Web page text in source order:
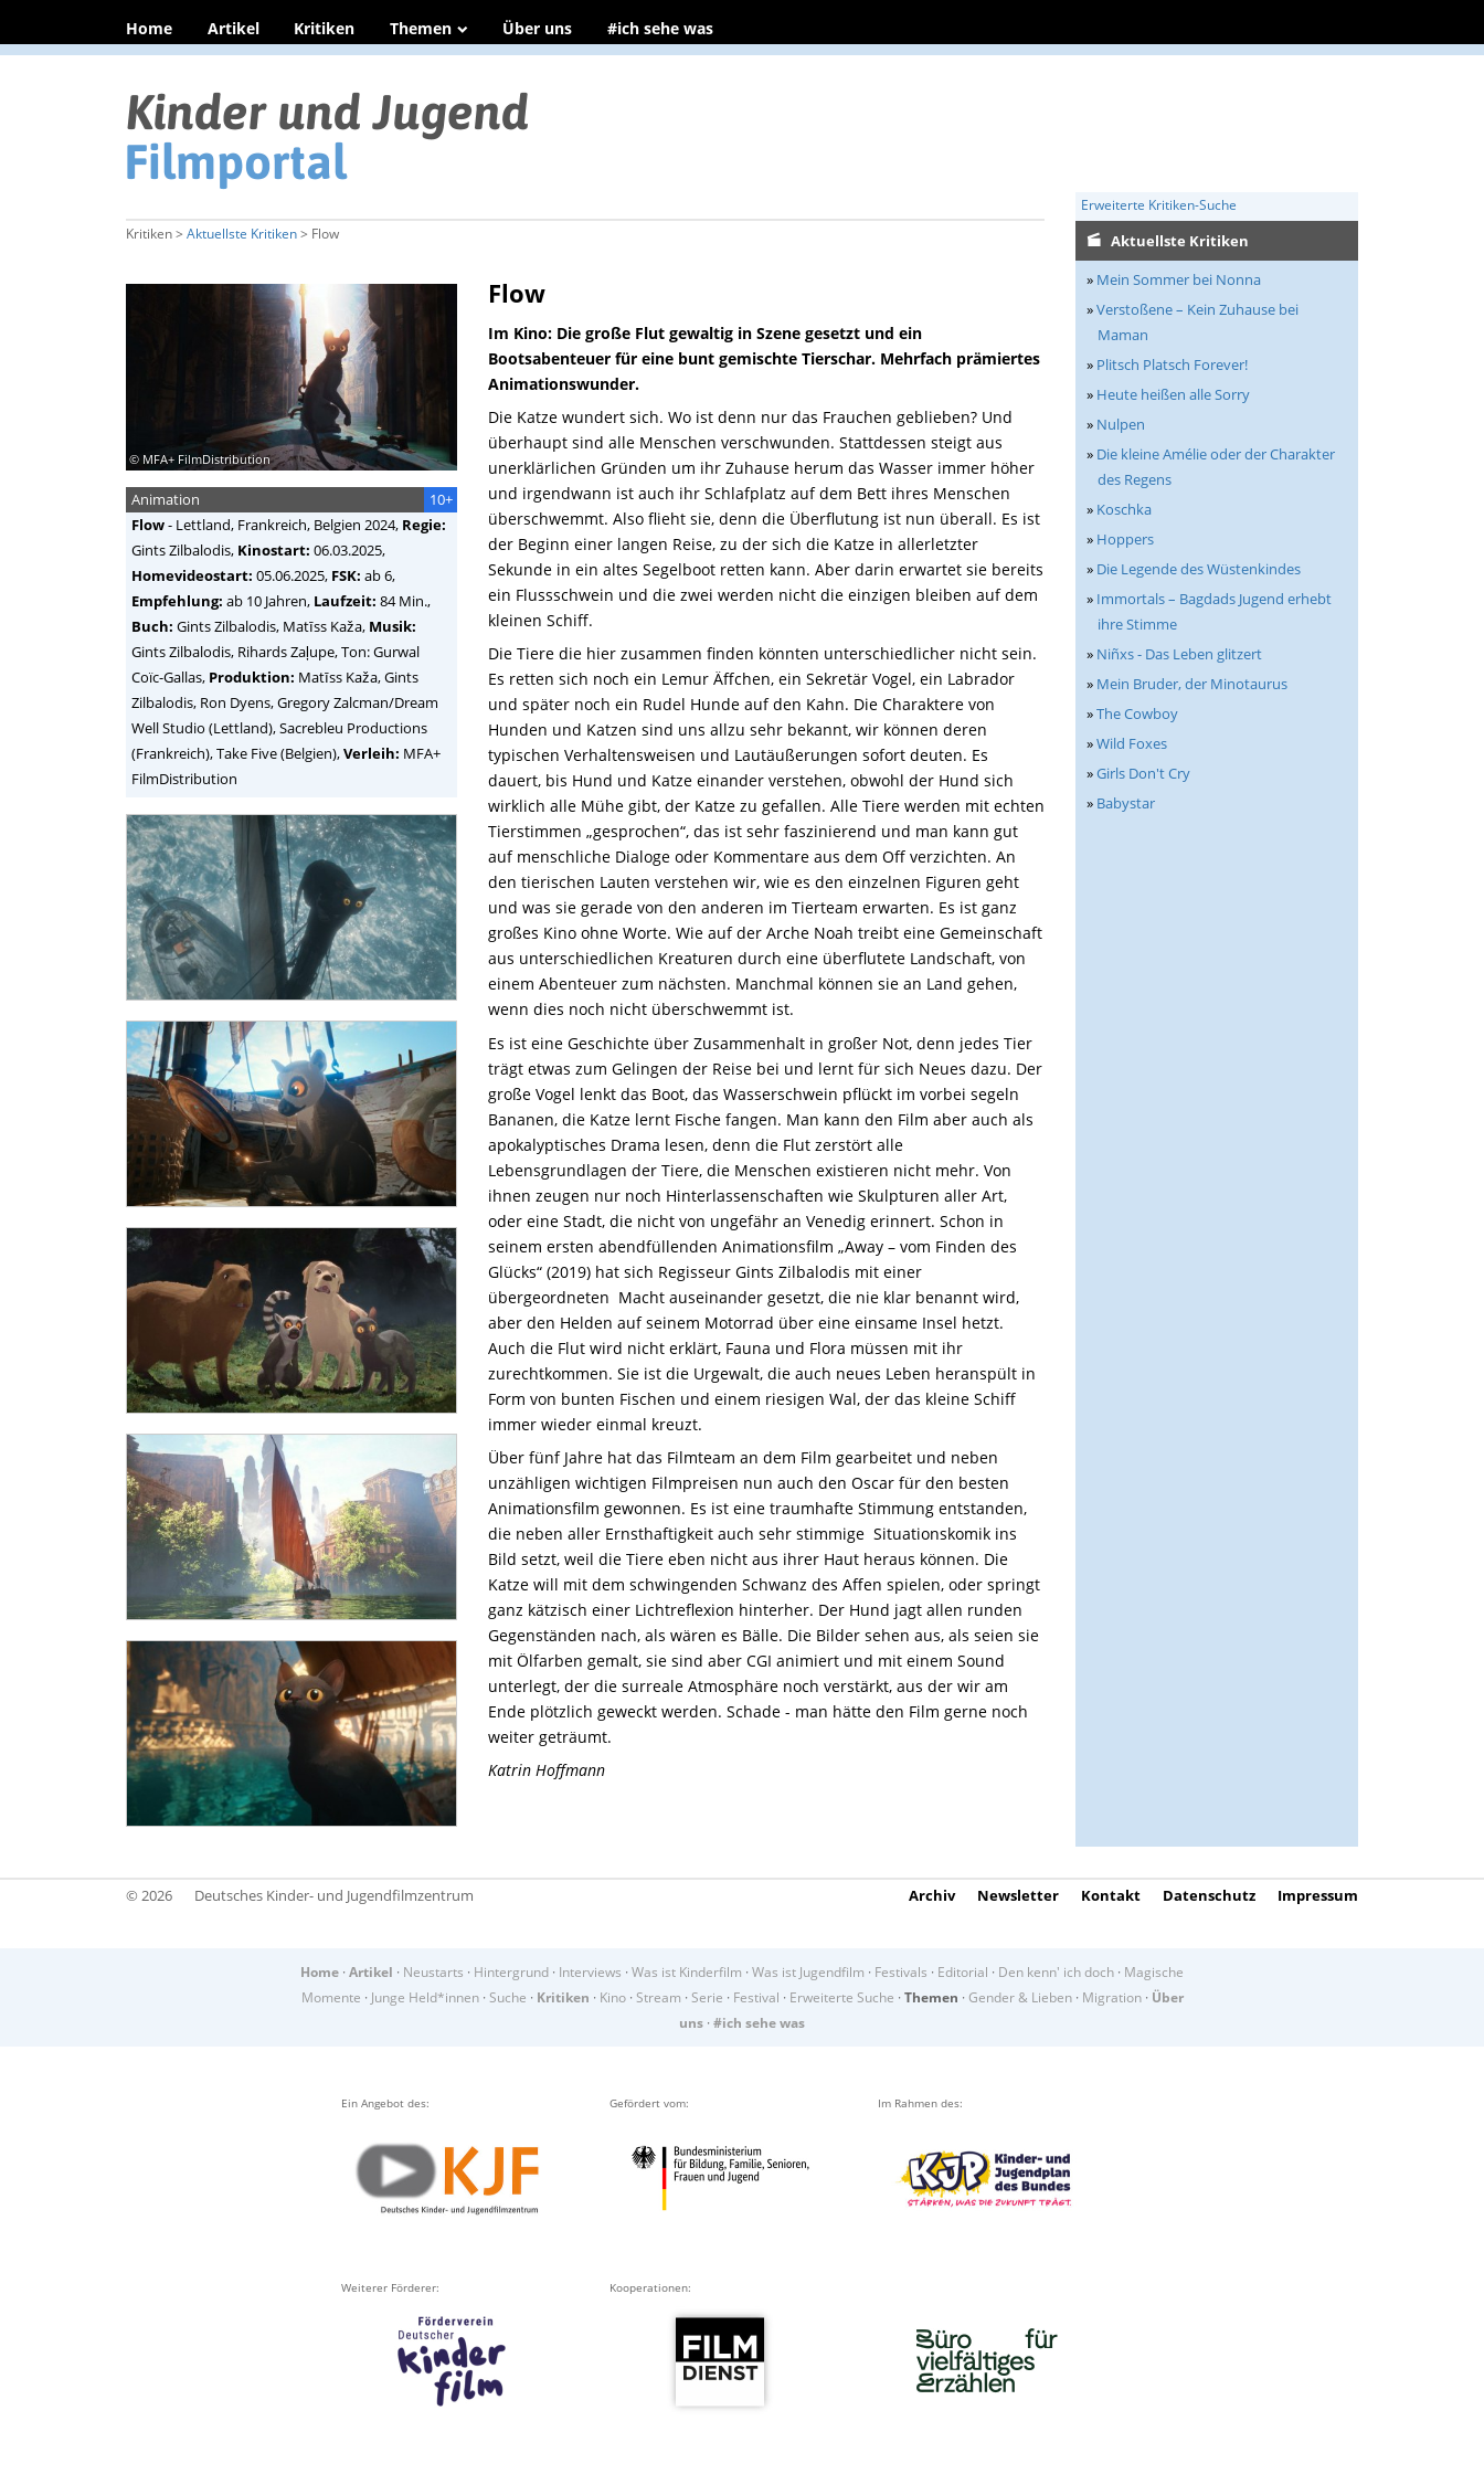
Home Artikel Kritiken Themen Über uns #ich sehe was
Erweiterte Kritiken-Suche
Kritiken > Aktuellste Kritiken> Flow
Flow
Im Kino: Die große Flut gewaltig in Szene gesetzt und ein
Bootsabenteuer für eine bunt gemischte Tierschar. Mehrfach prämiertes
Animationswunder.
Die Katze wundert sich. Wo ist denn nur das Frauchen geblieben? Und
überhaupt sind alle Menschen verschwunden. Stattdessen steigt aus
unerklärlichen Gründen um ihr Zuhause herum das Wasser immer höher
und irgendwann ist auch ihr Schlafplatz auf dem Bett ihres Menschen
überschwemmt. Also flieht sie, denn die Überflutung ist nun überall. Es ist
der Beginn einer langen Reise, zu der sich die Katze in allerletzter
Sekunde in ein altes Segelboot retten kann. Aber darin erwartet sie bereits
ein Flussschwein und die zwei werden nicht die einzigen bleiben auf dem
kleinen Schiff.
Die Tiere die hier zusammen finden könnten unterschiedlicher nicht sein.
Es retten sich noch ein Lemur Äffchen, ein Sekretär Vogel, ein Labrador
und später noch ein Rudel Hunde auf den Kahn. Die Charaktere von
Hunden und Katzen sind uns allzu sehr bekannt, wir können deren
typischen Verhaltensweisen und Lautäußerungen sofort deuten. Es
dauert, bis Hund und Katze einander verstehen, obwohl der Hund sich
wirklich alle Mühe gibt, der Katze zu gefallen. Alle Tiere werden mit echten
Tierstimmen „gesprochen“, das ist sehr faszinierend und man kann gut
auf menschliche Dialoge oder Kommentare aus dem Off verzichten. An
den tierischen Lauten verstehen wir, wie es den einzelnen Figuren geht
und was sie gerade von den anderen im Tierteam erwarten. Es ist ganz
großes Kino ohne Worte. Wie auf der Arche Noah treibt eine Gemeinschaft
aus unterschiedlichen Kreaturen durch eine überflutete Landschaft, von
einem Abenteuer zum nächsten. Manchmal können sie an Land gehen,
wenn dies noch nicht überschwemmt ist.
Es ist eine Geschichte über Zusammenhalt in großer Not, denn jedes Tier
trägt etwas zum Gelingen der Reise bei und lernt für sich Neues dazu. Der
große Vogel lenkt das Boot, das Wasserschwein pflückt im vorbei segeln
Bananen, die Katze lernt Fische fangen. Man kann den Film aber auch als
apokalyptisches Drama lesen, denn die Flut zerstört alle
Lebensgrundlagen der Tiere, die Menschen existieren nicht mehr. Von
ihnen zeugen nur noch Hinterlassenschaften wie Skulpturen aller Art,
oder eine Stadt, die nicht von ungefähr an Venedig erinnert. Schon in
seinem ersten abendfüllenden Animationsfilm „Away – vom Finden des
Glücks“ (2019) hat sich Regisseur Gints Zilbalodis mit einer
übergeordneten Macht auseinander gesetzt, die nie klar benannt wird,
aber den Helden auf seinem Motorrad über eine einsame Insel hetzt.
Auch die Flut wird nicht erklärt, Fauna und Flora müssen mit ihr
zurechtkommen. Sie ist die Urgewalt, die auch neues Leben heranspült in
Form von bunten Fischen und einem riesigen Wal, der das kleine Schiff
immer wieder einmal kreuzt.
Über fünf Jahre hat das Filmteam an dem Film gearbeitet und neben
unzähligen wichtigen Filmpreisen nun auch den Oscar für den besten
Animationsfilm gewonnen. Es ist eine traumhafte Stimmung entstanden,
die neben aller Ernsthaftigkeit auch sehr stimmige Situationskomik ins
Bild setzt, weil die Tiere eben nicht aus ihrer Haut heraus können. Die
Katze will mit dem schwingenden Schwanz des Affen spielen, oder springt
ganz kätzisch einer Lichtreflexion hinterher. Der Hund jagt allen runden
Gegenständen nach, als wären es Bälle. Die Bilder sehen aus, als seien sie
mit Ölfarben gemalt, sie sind aber CGI animiert und mit einem Sound
unterlegt, der die surreale Atmosphäre noch verstärkt, aus der wir am
Ende plötzlich geweckt werden. Schade - man hätte den Film gerne noch
weiter geträumt.
Katrin Hoffmann
© MFA+ FilmDistribution
10+
Animation
Flow- Lettland, Frankreich, Belgien 2024, Regie:
Gints Zilbalodis, Kinostart: 06.03.2025,
Homevideostart: 05.06.2025, FSK: ab 6,
Empfehlung: ab 10 Jahren, Laufzeit: 84 Min.,
Buch: Gints Zilbalodis, Matīss Kaža, Musik:
Gints Zilbalodis, Rihards Zaļupe, Ton: Gurwal
Coïc-Gallas, Produktion: Matīss Kaža, Gints
Zilbalodis, Ron Dyens, Gregory Zalcman/Dream
Well Studio (Lettland), Sacrebleu Productions
(Frankreich), Take Five (Belgien),Verleih: MFA+
FilmDistribution
Aktuellste Kritiken
» Mein Sommer bei Nonna
»Verstoßene – Kein Zuhause bei
Maman
» Plitsch Platsch Forever!
» Heute heißen alle Sorry
» Nulpen
» Die kleine Amélie oder der Charakter
des Regens
» Koschka
» Hoppers
» Die Legende des Wüstenkindes
» Immortals – Bagdads Jugend erhebt
ihre Stimme
» Niñxs - Das Leben glitzert
» Mein Bruder, der Minotaurus
»The Cowboy
»Wild Foxes
»Girls Don't Cry
» Babystar
© 2026 Deutsches Kinder- und Jugendfilmzentrum Archiv Newsletter Kontakt Datenschutz Impressum
Home · Artikel · Neustarts · Hintergrund · Interviews · Was ist Kinderfilm · Was ist Jugendfilm · Festivals · Editorial · Den kenn' ich doch · Magische
Momente · Junge Held*innen· Suche · Kritiken · Kino· Stream · Serie · Festival · Erweiterte Suche · Themen · Gender & Lieben· Migration· Über
uns · #ich sehe was
Ein Angebot des: Gefördert vom: Im Rahmen des:
Weiterer Förderer: Kooperationen: